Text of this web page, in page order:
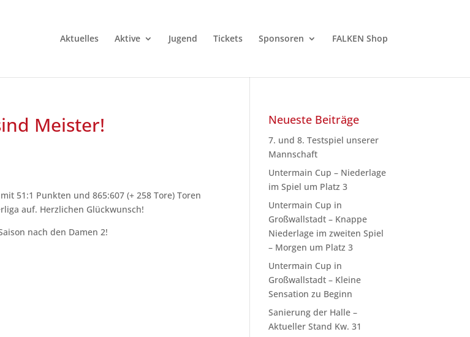
Aktuelles Aktive Jugend Tickets Sponsoren FALKEN Shop
Meister!
51:1 Punkten und 865:607 (+ 258 Tore) Toren
auf. Herzlichen Glückwunsch!
nach den Damen 2!
Neueste Beiträge
7. und 8. Testspiel unserer
Mannschaft
Untermain Cup – Niederlage
im Spiel um Platz 3
Untermain Cup in
Großwallstadt – Knappe
Niederlage im zweiten Spiel
– Morgen um Platz 3
Untermain Cup in
Großwallstadt – Kleine
Sensation zu Beginn
Sanierung der Halle –
Aktueller Stand Kw. 31